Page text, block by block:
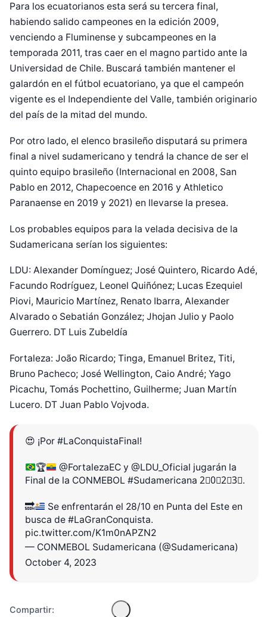
Para los ecuatorianos esta será su tercera final,
habiendo salido campeones en la edición 2009,
venciendo a Fluminense y subcampeones en la
temporada 2011, tras caer en el magno partido ante la
Universidad de Chile. Buscará también mantener el
galardón en el fútbol ecuatoriano, ya que el campeón
vigente es el Independiente del Valle, también originario
del país de la mitad del mundo.
Por otro lado, el elenco brasileño disputará su primera
final a nivel sudamericano y tendrá la chance de ser el
quinto equipo brasileño (Internacional en 2008, San
Pablo en 2012, Chapecoence en 2016 y Athletico
Paranaense en 2019 y 2021) en llevarse la presea.
Los probables equipos para la velada decisiva de la
Sudamericana serían los siguientes:
LDU: Alexander Domínguez; José Quintero, Ricardo Adé,
Facundo Rodríguez, Leonel Quiñónez; Lucas Ezequiel
Piovi, Mauricio Martínez, Renato Ibarra, Alexander
Alvarado o Sebatián González; Jhojan Julio y Paolo
Guerrero. DT Luis Zubeldía
Fortaleza: João Ricardo; Tinga, Emanuel Britez, Titi,
Bruno Pacheco; José Wellington, Caio André; Yago
Picachu, Tomás Pochettino, Guilherme; Juan Martín
Lucero. DT Juan Pablo Vojvoda.
😍 ¡Por #LaConquistaFinal!
🏆 @FortalezaECy @LDU_Oficial jugarán la
Final de la CONMEBOL #Sudamericana 2⃣0⃣2⃣3⃣.
🔜
Se enfrentarán el 28/10 en Punta del Este en
busca de #LaGranConquista.
pic.twitter.com/K1m0nAPZN2
— CONMEBOL Sudamericana (@Sudamericana)
October 4, 2023
Compartir:
Diseñado por Shiro